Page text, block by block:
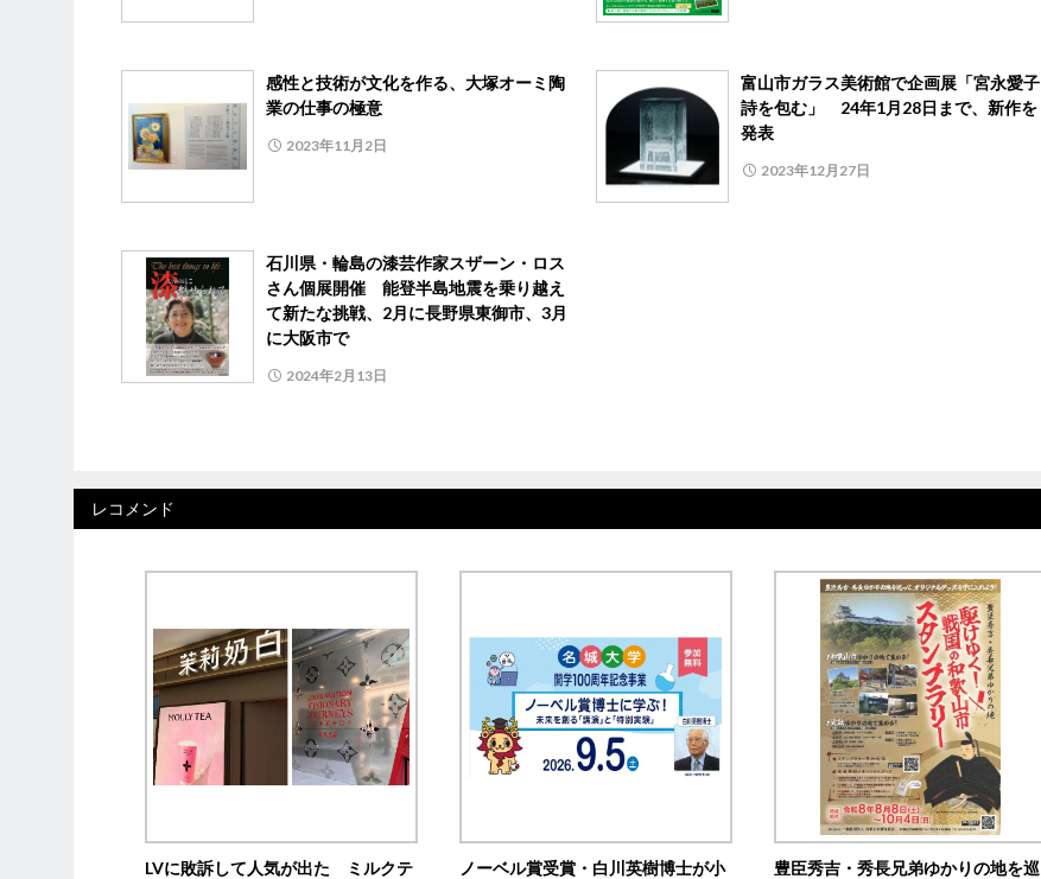
感性と技術が文化を作る、大塚オーミ陶
業の仕事の極意
2023年11月2日
富山市ガラス美術館で企画展「宮永愛子
詩を包む」 24年1月28日まで、新作を
発表
2023年12月27日
石川県・輪島の漆芸作家スザーン・ロス
さん個展開催 能登半島地震を乗り越え
て新たな挑戦、2月に長野県東御市、3月
に大阪市で
2024年2月13日
レコメンド
LVに敗訴して人気が出た ミルクテ
ノーベル賞受賞・白川英樹博士が小
豊臣秀吉・秀長兄弟ゆかりの地を巡